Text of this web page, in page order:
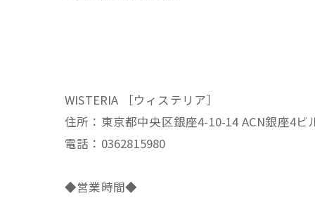
WISTERIA ［ウィステリア］
住所：東京都中央区銀座4-10-14 ACN銀座4ビ
電話：0362815980
◆営業時間◆